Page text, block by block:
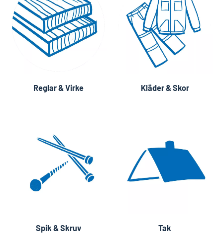
Reglar & Virke Kläder & Skor
Spik & Skruv Tak